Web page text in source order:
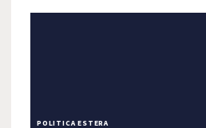
POLITICA ESTERA